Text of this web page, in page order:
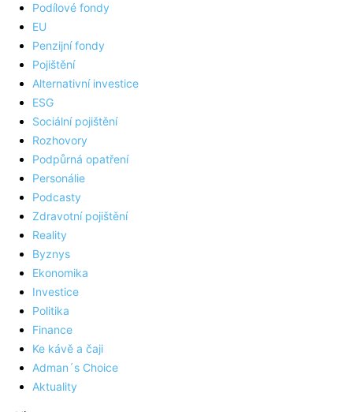
Podílové fondy
EU
Penzijní fondy
Pojištění
Alternativní investice
ESG
Sociální pojištění
Rozhovory
Podpůrná opatření
Personálie
Podcasty
Zdravotní pojištění
Reality
Byznys
Ekonomika
Investice
Politika
Finance
Ke kávě a čaji
Adman´s Choice
Aktuality